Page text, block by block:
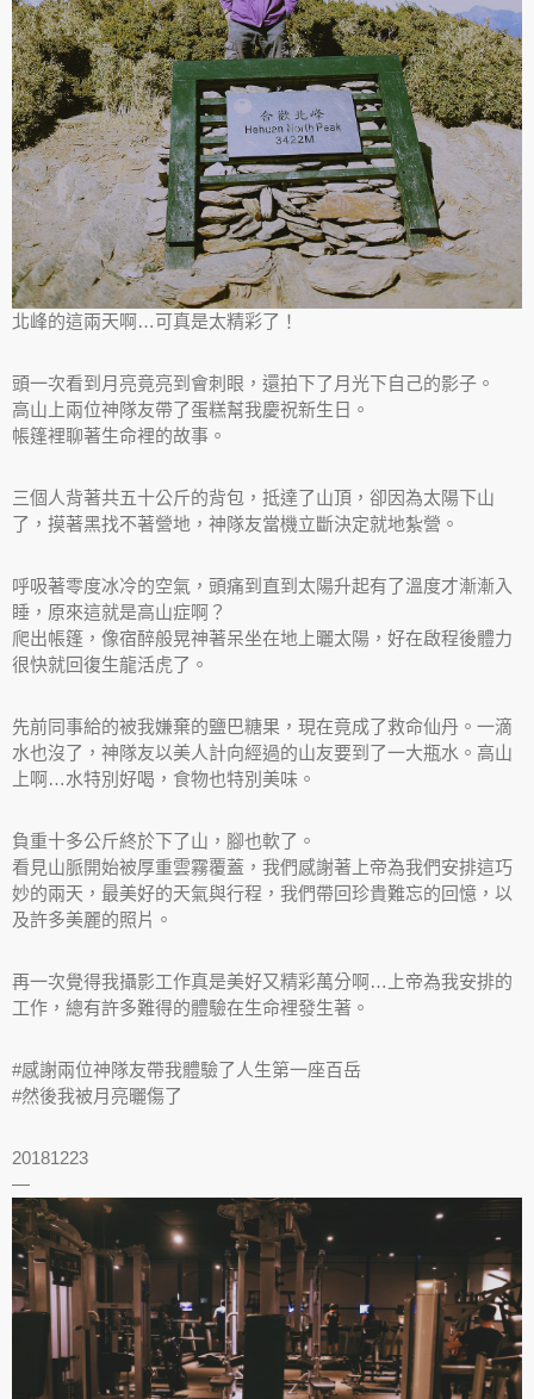
北峰的這兩天啊…可真是太精彩了！
頭一次看到月亮竟亮到會刺眼，還拍下了月光下自己的影子。
高山上兩位神隊友帶了蛋糕幫我慶祝新生日。
帳篷裡聊著生命裡的故事。
三個人背著共五十公斤的背包，抵達了山頂，卻因為太陽下山
了，摸著黑找不著營地，神隊友當機立斷決定就地紮營。
呼吸著零度冰冷的空氣，頭痛到直到太陽升起有了溫度才漸漸入
睡，原來這就是高山症啊？
爬出帳篷，像宿醉般晃神著呆坐在地上曬太陽，好在啟程後體力
很快就回復生龍活虎了。
先前同事給的被我嫌棄的鹽巴糖果，現在竟成了救命仙丹。一滴
水也沒了，神隊友以美人計向經過的山友要到了一大瓶水。高山
上啊…水特別好喝，食物也特別美味。
負重十多公斤終於下了山，腳也軟了。
看見山脈開始被厚重雲霧覆蓋，我們感謝著上帝為我們安排這巧
妙的兩天，最美好的天氣與行程，我們帶回珍貴難忘的回憶，以
及許多美麗的照片。
再一次覺得我攝影工作真是美好又精彩萬分啊…上帝為我安排的
工作，總有許多難得的體驗在生命裡發生著。
#感謝兩位神隊友帶我體驗了人生第一座百岳
#然後我被月亮曬傷了
20181223
—